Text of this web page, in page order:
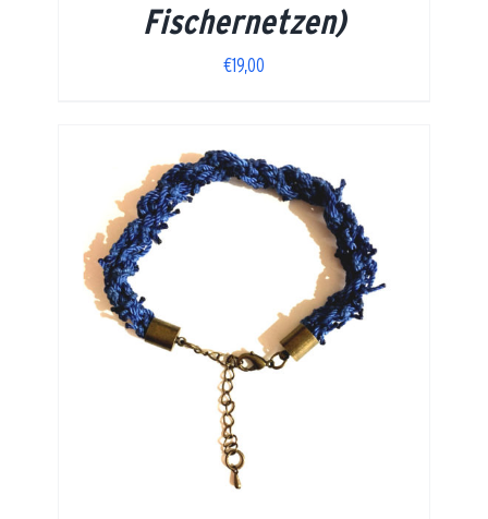
Fischernetzen)
€19,00